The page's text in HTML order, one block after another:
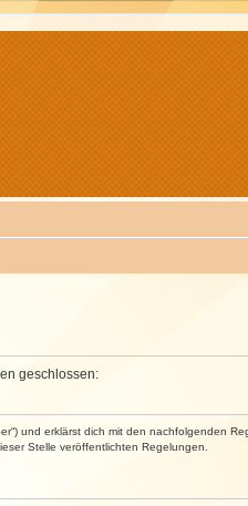
geschlossen:
und erklärst dich mit den nachfolgenden
Stelle veröffentlichten Regelungen.